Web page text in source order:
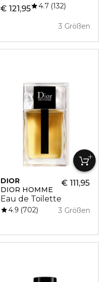
€ 121,95
3 Größen
4.7 132
DIOR
DIOR HOMME
Eau de Toilette
€ 111,95
3 Größen
4.9 702